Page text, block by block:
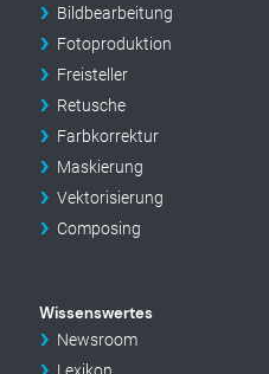
Bildbearbeitung
Fotoproduktion
Freisteller
Retusche
Farbkorrektur
Maskierung
Vektorisierung
Composing
Wissenswertes
Newsroom